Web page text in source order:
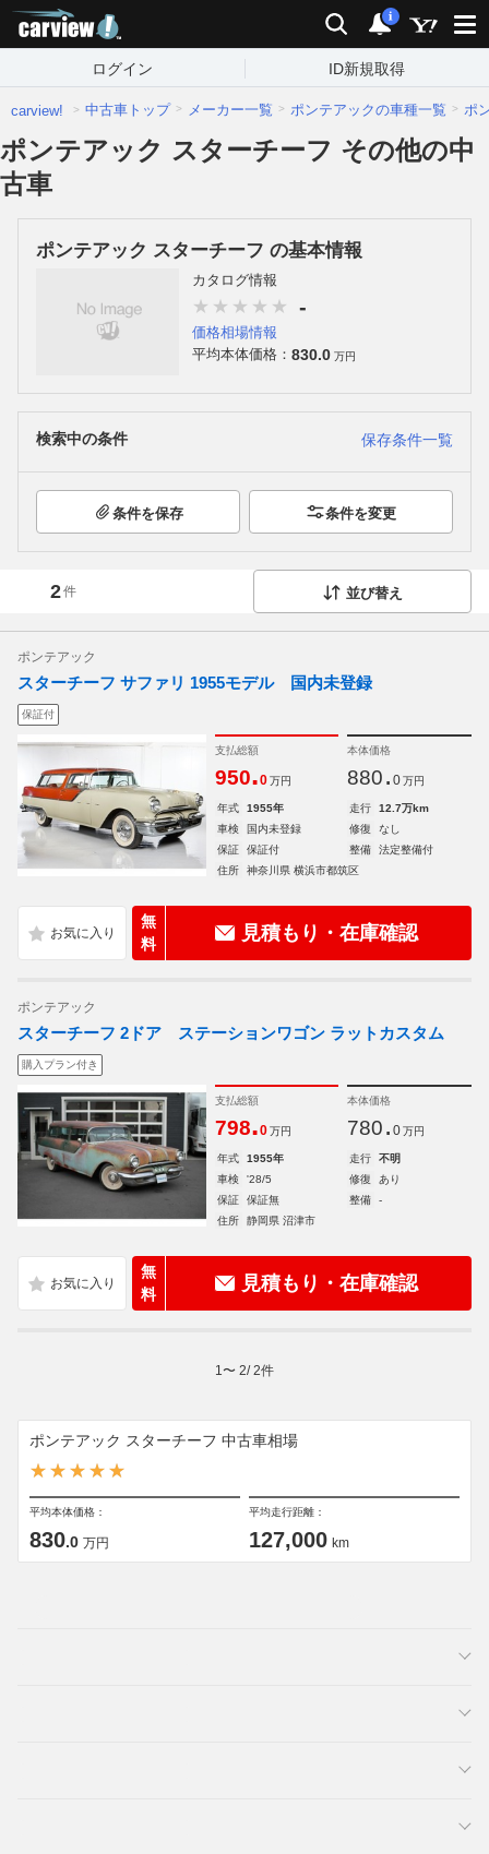
検索 通知
i
ログイン ID新規取得
carview! 中古車トップ メーカー一覧 ポンテアックの車種一覧 ポ
ポンテアック スターチーフ その他の中
古車
ポンテアック スターチーフ の基本情報
カタログ情報
-
価格相場情報
平均本体価格： 830.0 万円
検索中の条件 保存条件一覧
条件を保存 条件を変更
2件 並び替え
ポンテアック
スターチーフ サファリ 1955モデル 国内未登録
保証付
支払総額
950.0 万円
本体価格
880. 0 万円
年式 1955年 走行
12.7万km
車検
国内未登録 修復
なし
保証
保証付 整備
法定整備付
住所
神奈川県 横浜市都筑区
無
料
見積もり・在庫確認
ポンテアック
スターチーフ 2ドア ステーションワゴン ラットカスタム
購入プラン付き
支払総額
798.0 万円
本体価格
780. 0 万円
年式 1955年 走行
不明
車検
'28/5 修復
あり
保証
保証無 整備
-
住所
静岡県 沼津市
無
料
見積もり・在庫確認
1 〜 2/2件
ポンテアック スターチーフ 中古車相場
平均本体価格：
830.0 万円
平均走行距離：
127,000 km